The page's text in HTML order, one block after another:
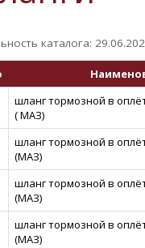
каталога:
шланг тормозной в
( МАЗ)
шланг тормозной в
(МАЗ)
шланг тормозной в
(МАЗ)
шланг тормозной в
(МАЗ)